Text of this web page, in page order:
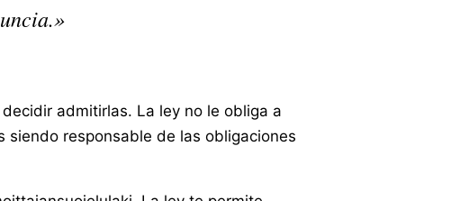
admitirlas. La ley no le obliga a
siendo responsable de las obligaciones